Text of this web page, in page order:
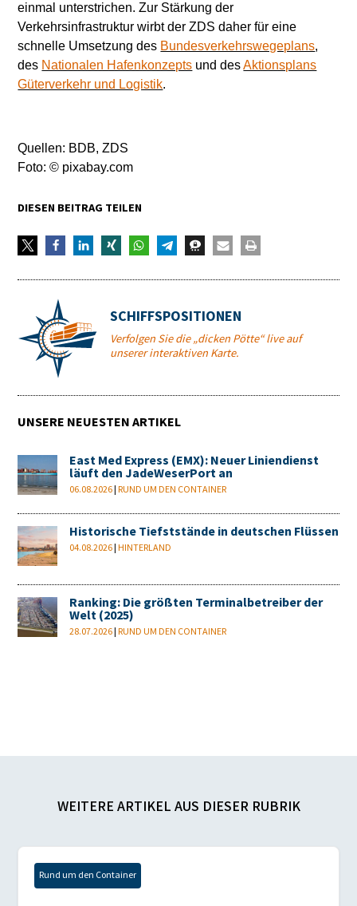
einmal unterstrichen. Zur Stärkung der
Verkehrsinfrastruktur wirbt der ZDS daher für eine
schnelle Umsetzung des Bundesverkehrswegeplans,
des Nationalen Hafenkonzepts und desAktionsplans
Güterverkehr und Logistik.
Quellen: BDB, ZDS
Foto: © pixabay.com
DIESEN BEITRAG TEILEN
SCHIFFSPOSITIONEN
Verfolgen Sie die „dicken Pötte“ live auf
unserer interaktiven Karte.
UNSERE NEUESTEN ARTIKEL
East Med Express (EMX): Neuer Liniendienst
läuft den JadeWeserPort an
06.08.2026 |RUND UM DEN CONTAINER
Historische Tiefststände in deutschen Flüssen
04.08.2026 |HINTERLAND
Ranking: Die größten Terminalbetreiber der
Welt (2025)
28.07.2026 |RUND UM DEN CONTAINER
WEITERE ARTIKEL AUS DIESER RUBRIK
Rund um den Container